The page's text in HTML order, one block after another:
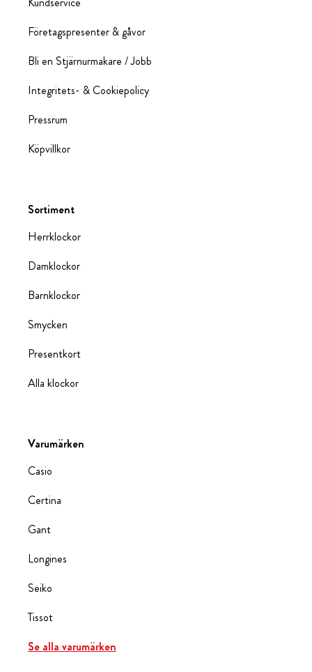
Företagspresenter & gåvor
Bli en Stjärnurmakare / Jobb
Integritets- & Cookiepolicy
Pressrum
Köpvillkor
Sortiment
Herrklockor
Damklockor
Barnklockor
Smycken
Presentkort
Alla klockor
Varumärken
Casio
Certina
Gant
Longines
Seiko
Tissot
Se alla varumärken